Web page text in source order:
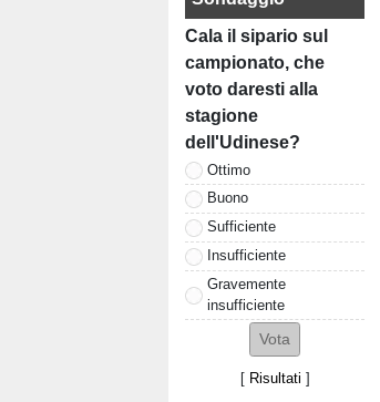
Cala il sipario sul
campionato, che
voto daresti alla
stagione
dell'Udinese?
Ottimo
Buono
Sufficiente
Insufficiente
Gravemente
insufficiente
[ Risultati ]